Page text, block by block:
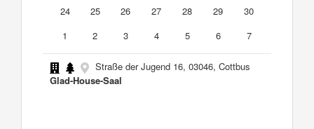
24
25 26 27 28 29
30
1
2 3 4 5 6 7
Straße der Jugend 16, 03046, Cottbus
Glad-House-Saal